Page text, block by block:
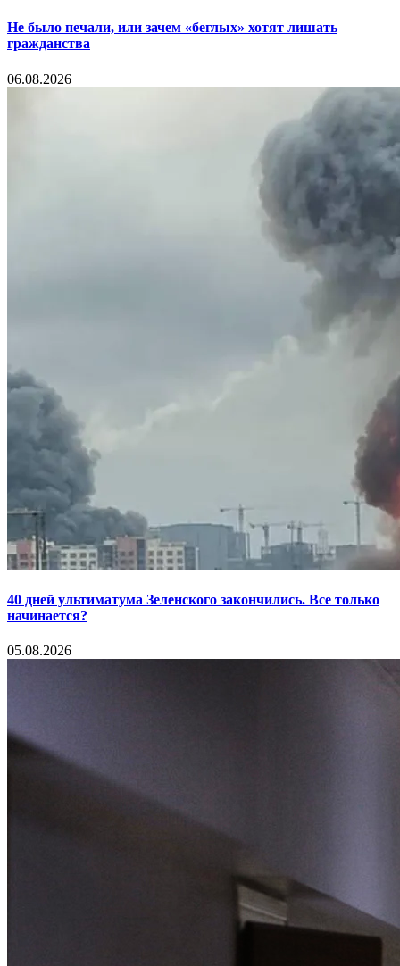
Не было печали, или зачем «беглых» хотят лишать
гражданства
06.08.2026
40 дней ультиматума Зеленского закончились. Все только
начинается?
05.08.2026